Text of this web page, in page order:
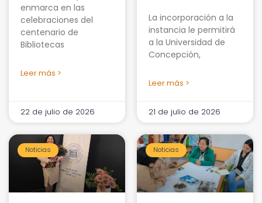
enmarca en las
celebraciones del
centenario de
Bibliotecas
Leer más >
22 de julio de 2026
La incorporación a la
instancia le permitirá
a la Universidad de
Concepción,
Leer más >
21 de julio de 2026
Noticias Noticias